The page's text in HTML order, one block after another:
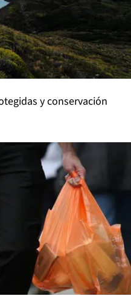
y conservación